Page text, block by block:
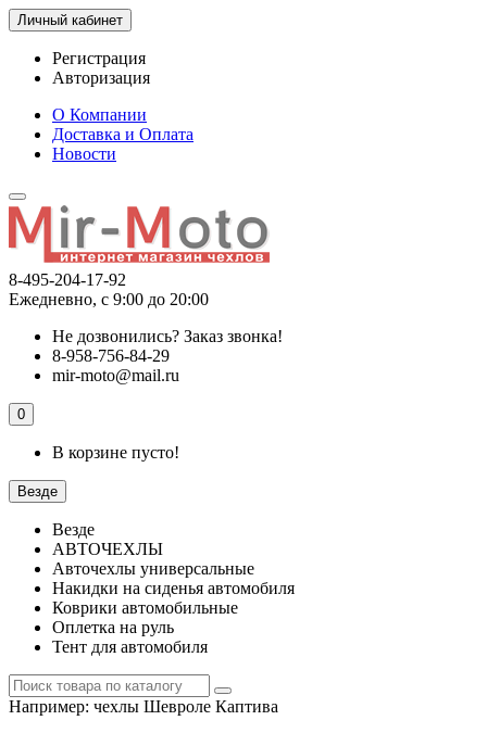
Личный кабинет
Регистрация
Авторизация
О Компании
Доставка и Оплата
Новости
8-495-204-17-92
Ежедневно, с 9:00 до 20:00
Не дозвонились? Заказ звонка!
8-958-756-84-29
mir-moto@mail.ru
0
В корзине пусто!
Везде
Везде
АВТОЧЕХЛЫ
Авточехлы универсальные
Накидки на сиденья автомобиля
Коврики автомобильные
Оплетка на руль
Тент для автомобиля
Например: чехлы Шевроле Каптива